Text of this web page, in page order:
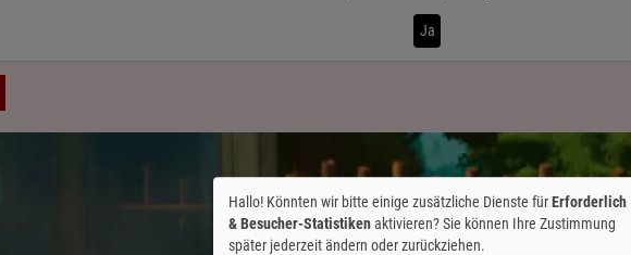
Ja
Hallo! Könnten wir bitte einige zusätzliche Dienste fürErforderlich
& Besucher-Statistikenaktivieren? Sie können Ihre Zustimmung
später jederzeit ändern oder zurückziehen.